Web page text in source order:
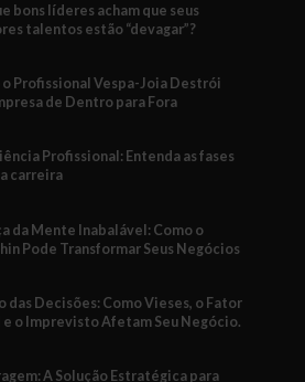
bons líderes acham que seus
talentos estão “devagar”?
o Profissional Vespa-Joia Destrói
de Dentro para Fora
Profissional: Entenda as fases
carreira
da Mente Inabalável: Como o
Pode Transformar Seus Negócios
das Decisões: Como Vieses, o Fator
e o Imprevisto Afetam Seu Negócio.
A Solução Estratégica para